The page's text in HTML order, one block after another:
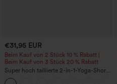
€31,95 EUR
Beim Kauf von 2 Stück 10 % Rabatt |
Beim Kauf von 3 Stück 20 % Rabatt
Super hoch taillierte 2-in-1-Yoga-Shorts
mit Gesäßtasche und Seitentasche-